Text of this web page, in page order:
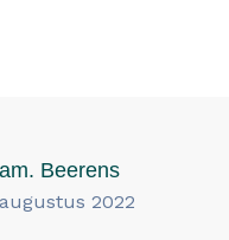
Beerens
2022